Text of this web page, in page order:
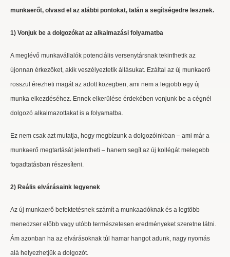
munkaerőt, olvasd el az alábbi pontokat, talán a segítségedre lesznek.
1) Vonjuk be a dolgozókat az alkalmazási folyamatba
A meglévő munkavállalók potenciális versenytársnak tekinthetik az
újonnan érkezőket, akik veszélyeztetik állásukat. Ezáltal az új munkaerő
rosszul érezheti magát az adott közegben, ami nem a legjobb egy új
munka elkezdéséhez. Ennek elkerülése érdekében vonjunk be a cégnél
dolgozó alkalmazottakat is a folyamatba.
Ez nem csak azt mutatja, hogy megbízunk a dolgozóinkban – ami már a
munkaerő megtartását jelentheti – hanem segít az új kollégát melegebb
fogadtatásban részesíteni.
2) Reális elvárásaink legyenek
Az új munkaerő befektetésnek számít a munkaadóknak és a legtöbb
menedzser előbb vagy utóbb természetesen eredményeket szeretne látni.
Ám azonban ha az elvárásoknak túl hamar hangot adunk, nagy nyomás
alá helyezhetjük a dolgozót.